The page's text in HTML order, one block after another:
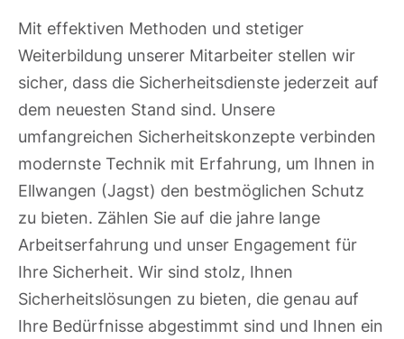
Mit effektiven Methoden und stetiger
Weiterbildung unserer Mitarbeiter stellen wir
sicher, dass die Sicherheitsdienste jederzeit auf
dem neuesten Stand sind. Unsere
umfangreichen Sicherheitskonzepte verbinden
modernste Technik mit Erfahrung, um Ihnen in
Ellwangen (Jagst) den bestmöglichen Schutz
zu bieten. Zählen Sie auf die jahre lange
Arbeitserfahrung und unser Engagement für
Ihre Sicherheit. Wir sind stolz, Ihnen
Sicherheitslösungen zu bieten, die genau auf
Ihre Bedürfnisse abgestimmt sind und Ihnen ein